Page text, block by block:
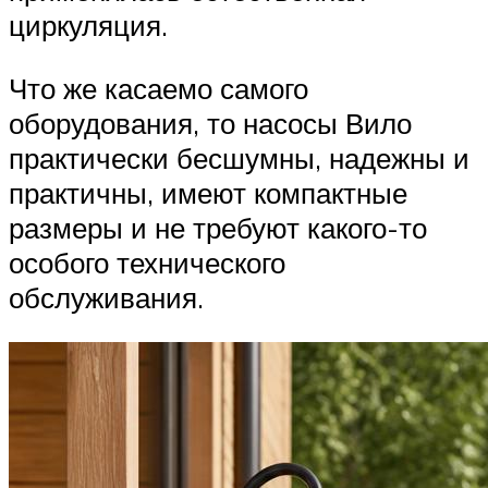
циркуляция.
Что же касаемо самого
оборудования, то насосы Вило
практически бесшумны, надежны и
практичны, имеют компактные
размеры и не требуют какого-то
особого технического
обслуживания.